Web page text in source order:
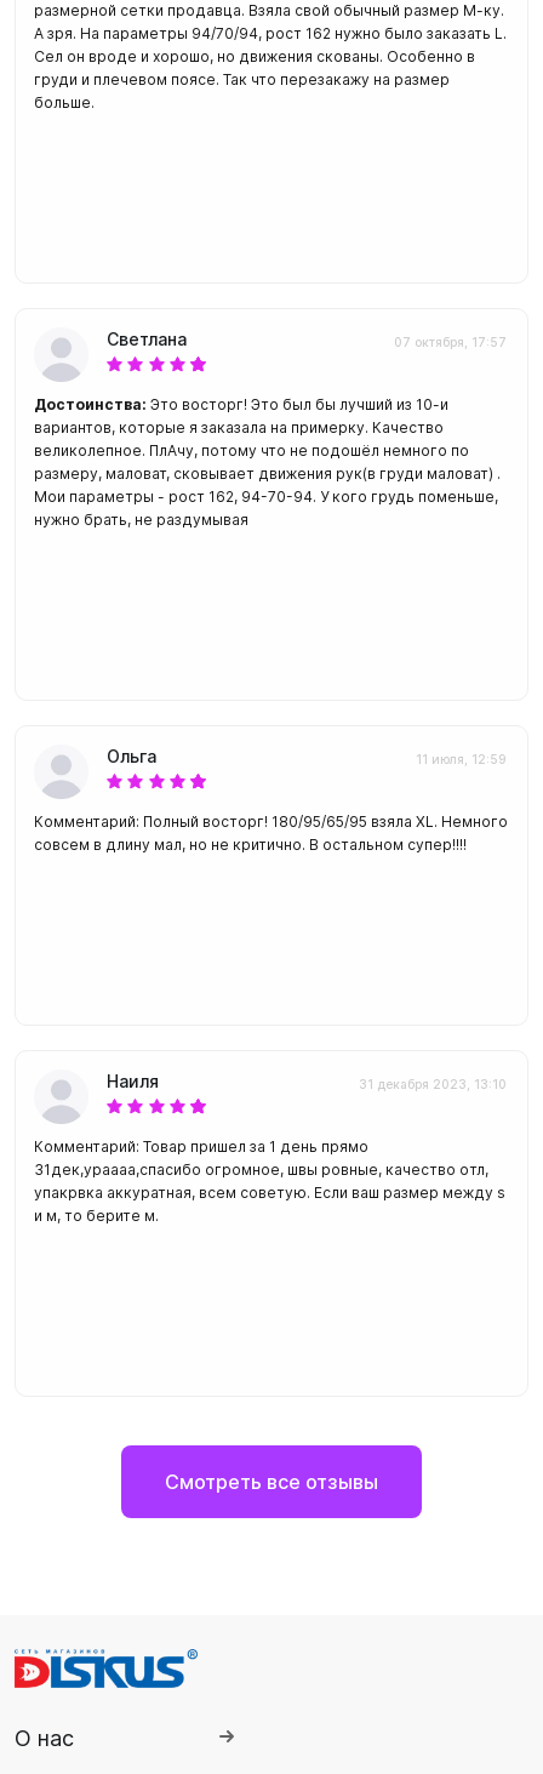
размерной сетки продавца. Взяла свой обычный размер М-ку.
А зря. На параметры 94/70/94, рост 162 нужно было заказать L.
Сел он вроде и хорошо, но движения скованы. Особенно в
груди и плечевом поясе. Так что перезакажу на размер
больше.
Светлана 07 октября, 17:57
Достоинства: Это восторг! Это был бы лучший из 10-и
вариантов, которые я заказала на примерку. Качество
великолепное. ПлАчу, потому что не подошёл немного по
размеру, маловат, сковывает движения рук(в груди маловат) .
Мои параметры - рост 162, 94-70-94. У кого грудь поменьше,
нужно брать, не раздумывая
Ольга 11 июля, 12:59
Комментарий: Полный восторг! 180/95/65/95 взяла XL. Немного
совсем в длину мал, но не критично. В остальном супер!!!!
Наиля 31 декабря 2023, 13:10
Комментарий: Товар пришел за 1 день прямо
31дек,ураааа,спасибо огромное, швы ровные, качество отл,
упакрвка аккуратная, всем советую. Если ваш размер между s
и м, то берите м.
Смотреть все отзывы
О нас